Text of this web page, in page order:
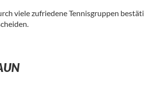
viele zufriedene Tennisgruppen